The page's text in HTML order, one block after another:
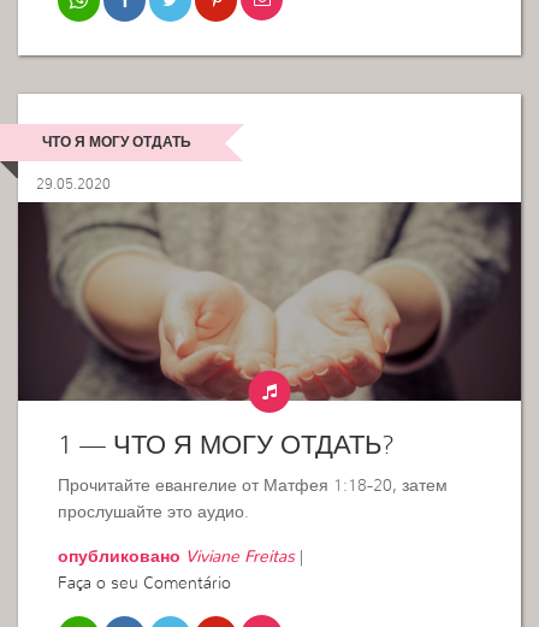
ЧТО Я МОГУ ОТДАТЬ
29.05.2020
1 — ЧТО Я МОГУ ОТДАТЬ?
Прочитайте евангелие от Матфея 1:18-20, затем
прослушайте это аудио.
опубликовано Viviane Freitas|
Faça o seu Comentário